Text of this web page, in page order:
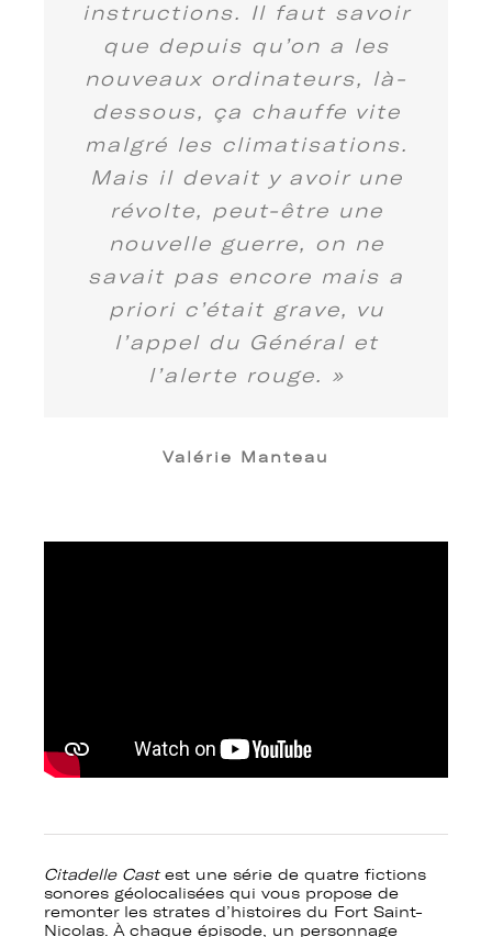
instructions. Il faut savoir
que depuis qu’on a les
nouveaux ordinateurs, là-
dessous, ça chauffe vite
malgré les climatisations.
Mais il devait y avoir une
révolte, peut-être une
nouvelle guerre, on ne
savait pas encore mais a
priori c’était grave, vu
l’appel du Général et
l’alerte rouge. »
Valérie Manteau
Citadelle Castest une série de quatre fictions
sonores géolocalisées qui vous propose de
remonter les strates d’histoires du Fort Saint-
Nicolas. À chaque épisode, un personnage